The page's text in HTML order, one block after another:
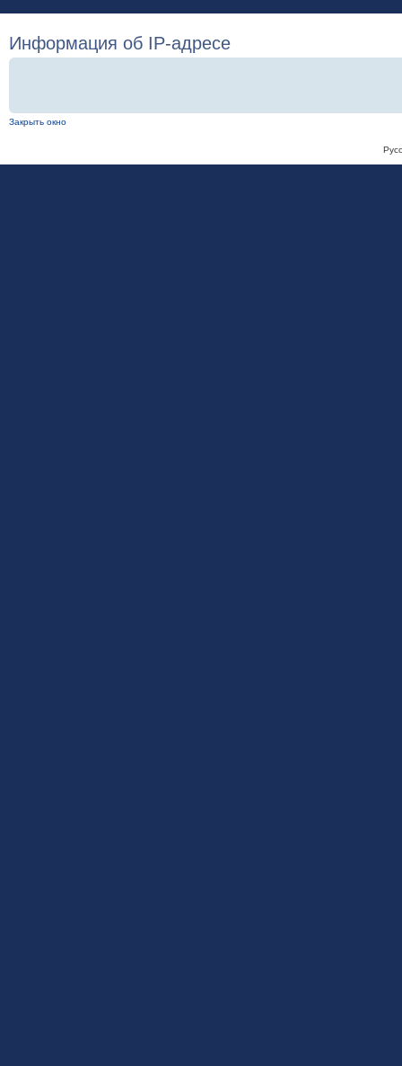
Информация об IP-адресе
Закрыть окно